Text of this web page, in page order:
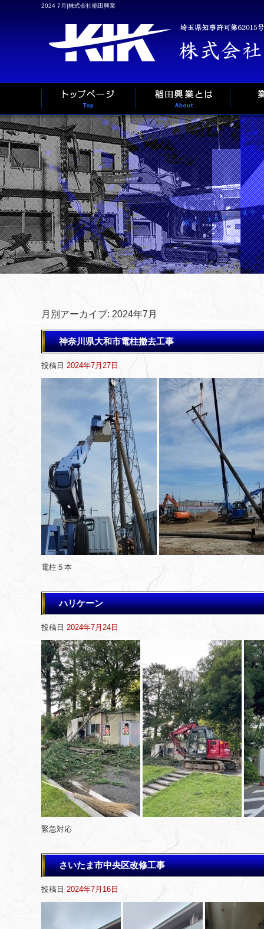
2024 7月|株式会社稲田興業
月別アーカイブ: 2024年7月
神奈川県大和市電柱撤去工事
投稿日 2024年7月27日
電柱５本
ハリケーン
投稿日 2024年7月24日
緊急対応
さいたま市中央区改修工事
投稿日 2024年7月16日